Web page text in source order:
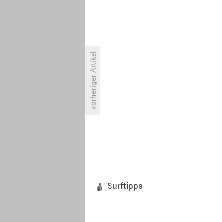
vorheriger Artikel
Surftipps